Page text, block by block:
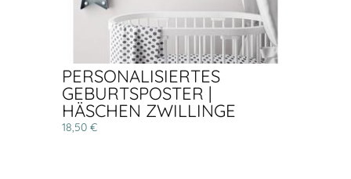
PERSONALISIERTES
GEBURTSPOSTER |
HÄSCHEN ZWILLINGE
18,50 €